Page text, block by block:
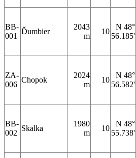
BB-
001
Ďumbier
2043
m
10
N 48°
56.185'
ZA-
006
Chopok
2024
m
10
N 48°
56.582'
BB-
002
Skalka
1980
m
10
N 48°
55.738'